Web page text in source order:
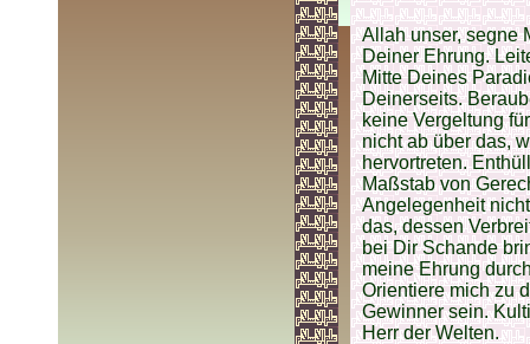
Allah unser, segne
Deiner Ehrung.
Mitte Deines
Deinerseits.
keine Vergeltung
nicht ab über das,
hervortreten.
Maßstab von
Angelegenheit
das, dessen
bei Dir Schande
meine Ehrung
Orientiere mich zu
Gewinner sein.
Herr der Welten.